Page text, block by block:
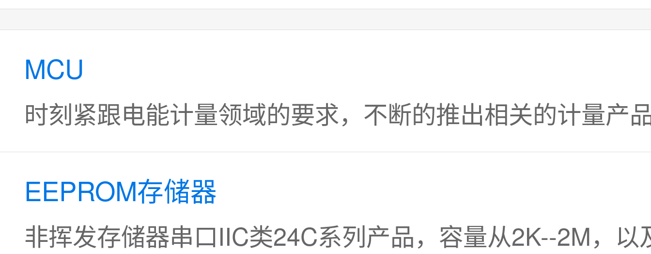
MCU
时刻紧跟电能计量领域的要求，不断的推出相关的计量产
EEPROM存储器
非挥发存储器串口IIC类24C系列产品，容量从2K--2M，